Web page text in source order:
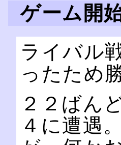
ゲーム開
ライバル
ったため
２２ばん
４に遭遇